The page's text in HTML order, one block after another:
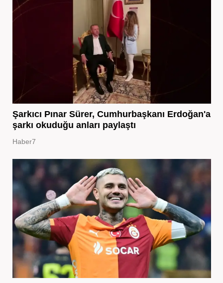
Şarkıcı Pınar Sürer, Cumhurbaşkanı Erdoğan'a
şarkı okuduğu anları paylaştı
Haber7